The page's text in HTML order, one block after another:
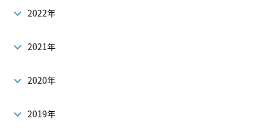
2022年
2021年
2020年
2019年